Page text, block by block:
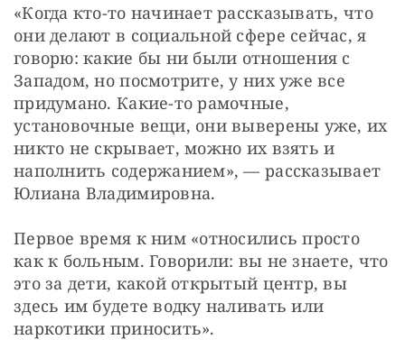
«Когда кто-то начинает рассказывать, что
они делают в социальной сфере сейчас, я
говорю: какие бы ни были отношения с
Западом, но посмотрите, у них уже все
придумано. Какие-то рамочные,
установочные вещи, они выверены уже, их
никто не скрывает, можно их взять и
наполнить содержанием», — рассказывает
Юлиана Владимировна.
Первое время к ним «относились просто
как к больным. Говорили: вы не знаете, что
это за дети, какой открытый центр, вы
здесь им будете водку наливать или
наркотики приносить».